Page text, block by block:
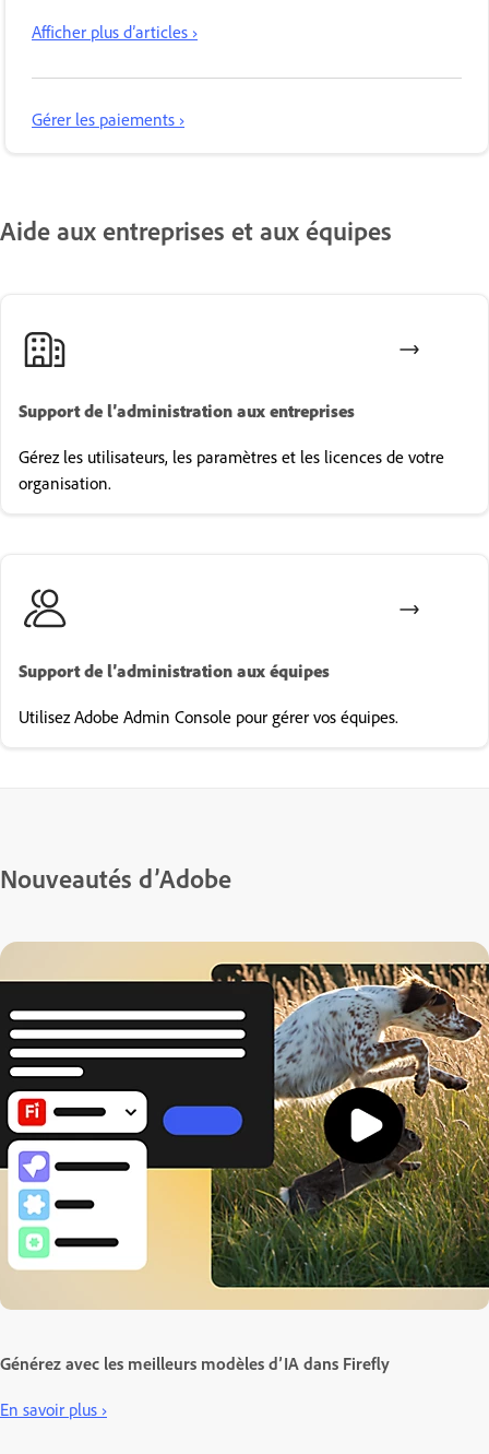
Afficher plus d’articles ›
Gérer les paiements ›
Aide aux entreprises et aux équipes
Support de l’administration aux entreprises
Gérez les utilisateurs, les paramètres et les licences de votre
organisation.
Support de l’administration aux équipes
Utilisez Adobe Admin Console pour gérer vos équipes.
Nouveautés d’Adobe
Générez avec les meilleurs modèles d’IA dans Firefly
En savoir plus ›